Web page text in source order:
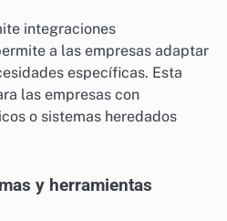
integraciones
a las empresas adaptar
específicas. Esta
las empresas con
o sistemas heredados
y herramientas